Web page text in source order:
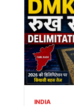
INDIA